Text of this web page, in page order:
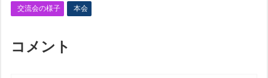
交流会の様子 本会
コメント